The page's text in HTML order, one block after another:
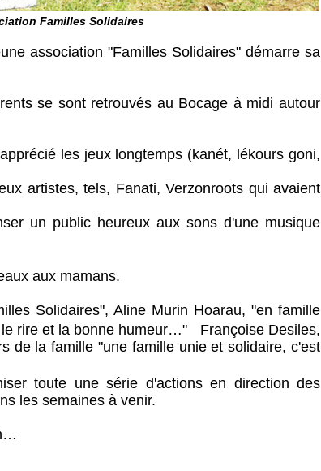
Familles Solidaires
association "Familles Solidaires" démarre sa
se sont retrouvés au Bocage à midi autour
les jeux longtemps (kanét, lékours goni,
artistes, tels, Fanati, Verzonroots qui avaient
un public heureux aux sons d'une musique
aux mamans.
Solidaires", Aline Murin Hoarau, "en famille
rire et la bonne humeur…" Françoise Desiles,
de la famille "une famille unie et solidaire, c'est
toute une série d'actions en direction des
les semaines à venir.